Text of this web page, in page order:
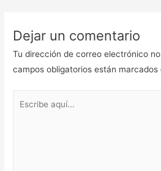
Dejar un comentario
Tu dirección de correo electrónico
campos obligatorios están marcados